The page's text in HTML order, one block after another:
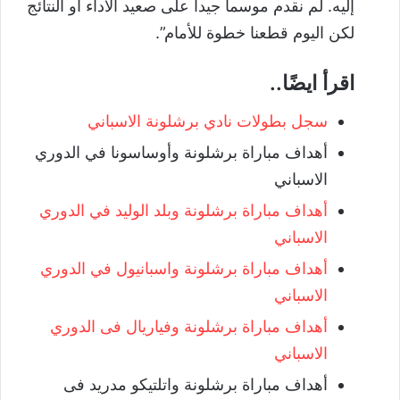
إليه. لم نقدم موسما جيدا على صعيد الأداء أو النتائج
لكن اليوم قطعنا خطوة للأمام”.
اقرأ ايضًا..
سجل بطولات نادي برشلونة الاسباني
أهداف مباراة برشلونة وأوساسونا في الدوري
الاسباني
أهداف مباراة برشلونة وبلد الوليد في الدوري
الاسباني
أهداف مباراة برشلونة واسبانيول في الدوري
الاسباني
أهداف مباراة برشلونة وفياريال فى الدوري
الاسباني
أهداف مباراة برشلونة واتلتيكو مدريد فى